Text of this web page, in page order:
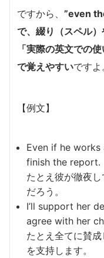
ですから、 ”even
で、綴り（スペル）
「実際の英文での
で覚えやすいですよ
【例文】
Even if he works
finish the report.
たとえ彼が徹夜
だろう。
I’ll support her
agree with her
たとえ全てに賛
を支持します。